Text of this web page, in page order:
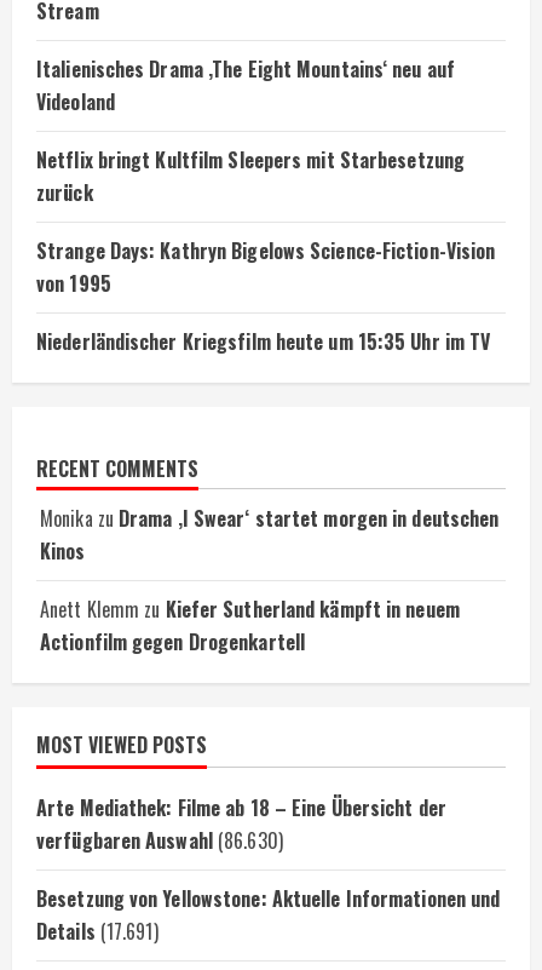
Stream
Italienisches Drama ‚The Eight Mountains‘ neu auf
Videoland
Netflix bringt Kultfilm Sleepers mit Starbesetzung
zurück
Strange Days: Kathryn Bigelows Science-Fiction-Vision
von 1995
Niederländischer Kriegsfilm heute um 15:35 Uhr im TV
RECENT COMMENTS
Monika zu Drama ‚I Swear‘ startet morgen in deutschen
Kinos
Anett Klemm zu Kiefer Sutherland kämpft in neuem
Actionfilm gegen Drogenkartell
MOST VIEWED POSTS
Arte Mediathek: Filme ab 18 – Eine Übersicht der
verfügbaren Auswahl (86.630)
Besetzung von Yellowstone: Aktuelle Informationen und
Details (17.691)